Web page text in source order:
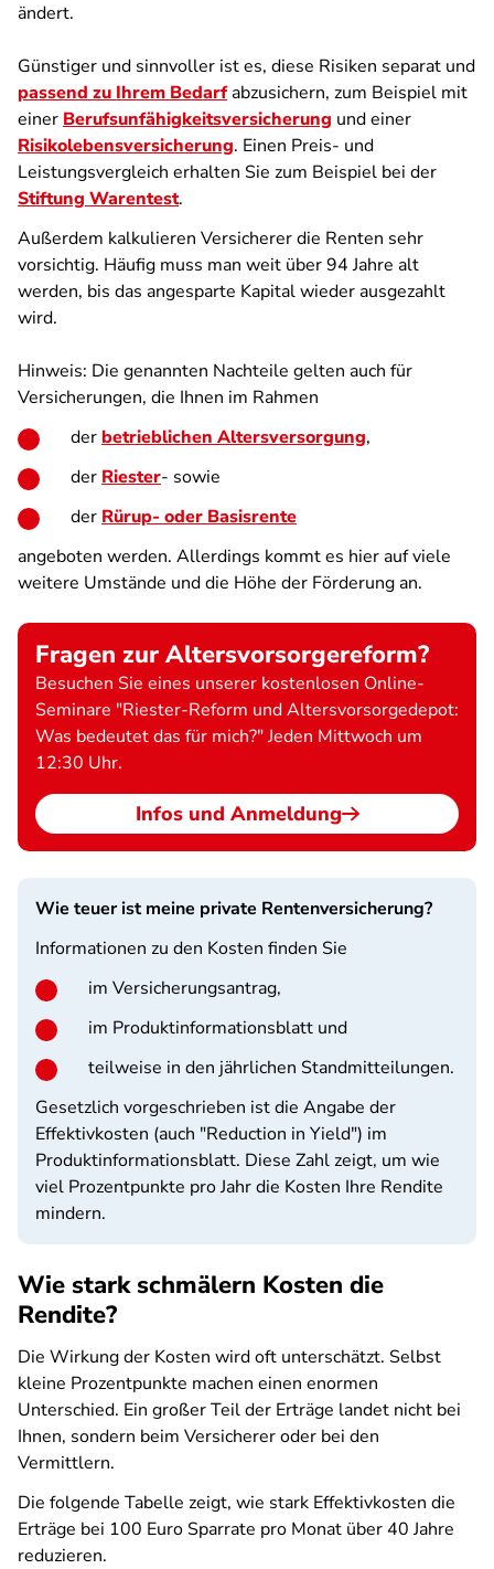
ändert.
Günstiger und sinnvoller ist es, diese Risiken separat und
passend zu Ihrem Bedarfabzusichern, zum Beispiel mit
einer Berufsunfähigkeitsversicherung und einer
Risikolebensversicherung. Einen Preis- und
Leistungsvergleich erhalten Sie zum Beispiel bei der
Stiftung Warentest.
Außerdem kalkulieren Versicherer die Renten sehr
vorsichtig. Häufig muss man weit über 94 Jahre alt
werden, bis das angesparte Kapital wieder ausgezahlt
wird.
Hinweis: Die genannten Nachteile gelten auch für
Versicherungen, die Ihnen im Rahmen
der betrieblichen Altersversorgung,
der Riester- sowie
der Rürup- oder Basisrente
angeboten werden. Allerdings kommt es hier auf viele
weitere Umstände und die Höhe der Förderung an.
Fragen zur Altersvorsorgereform?
Besuchen Sie eines unserer kostenlosen Online-
Seminare "Riester-Reform und Altersvorsorgedepot:
Was bedeutet das für mich?" Jeden Mittwoch um
12:30 Uhr.
Infos und Anmeldung
Wie teuer ist meine private Rentenversicherung?
Informationen zu den Kosten finden Sie
im Versicherungsantrag,
im Produktinformationsblatt und
teilweise in den jährlichen Standmitteilungen.
Gesetzlich vorgeschrieben ist die Angabe der
Effektivkosten (auch "Reduction in Yield") im
Produktinformationsblatt. Diese Zahl zeigt, um wie
viel Prozentpunkte pro Jahr die Kosten Ihre Rendite
mindern.
Wie stark schmälern Kosten die
Rendite?
Die Wirkung der Kosten wird oft unterschätzt. Selbst
kleine Prozentpunkte machen einen enormen
Unterschied. Ein großer Teil der Erträge landet nicht bei
Ihnen, sondern beim Versicherer oder bei den
Vermittlern.
Die folgende Tabelle zeigt, wie stark Effektivkosten die
Erträge bei 100 Euro Sparrate pro Monat über 40 Jahre
reduzieren.